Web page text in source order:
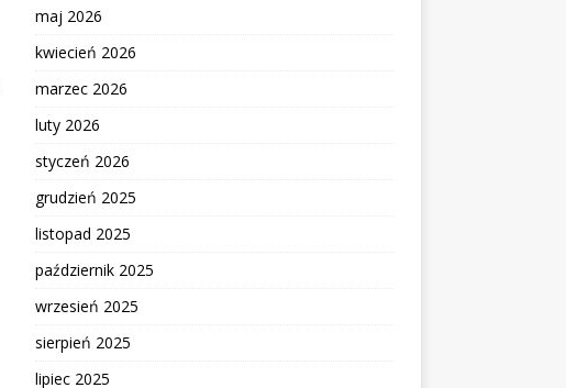
maj 2026
kwiecień 2026
marzec 2026
luty 2026
styczeń 2026
grudzień 2025
listopad 2025
październik 2025
wrzesień 2025
sierpień 2025
lipiec 2025